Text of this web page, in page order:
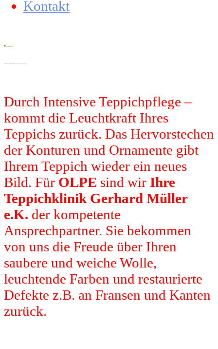
Kontakt
Durch Intensive Teppichpflege –
kommt die Leuchtkraft Ihres
Teppichs zurück. Das Hervorstechen
der Konturen und Ornamente gibt
Ihrem Teppich wieder ein neues
Bild. Für OLPE sind wir Ihre
Teppichklinik Gerhard Müller
e.K. der kompetente
Ansprechpartner. Sie bekommen
von uns die Freude über Ihren
saubere und weiche Wolle,
leuchtende Farben und restaurierte
Defekte z.B. an Fransen und Kanten
zurück.